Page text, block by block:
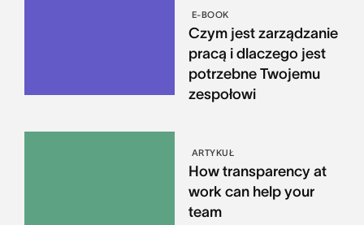
E-BOOK
Czym jest zarządzanie
pracą i dlaczego jest
potrzebne Twojemu
zespołowi
ARTYKUŁ
How transparency at
work can help your
team